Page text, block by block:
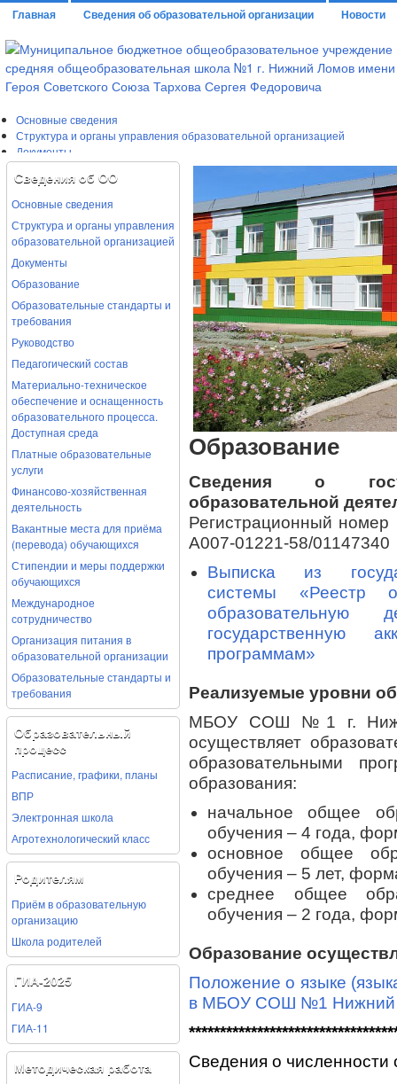
Главная Сведения об образовательной организации Новости
Основные сведения
Структура и органы управления образовательной организацией
Документы
Отчет о результатах самообследования
Документ о порядке оказания платных образовательных услуг
Предписания органов,осуществляющих государственный контроль
Муниципальное задание
Анкета руководителя ОО по обеспечению ФГОС НОО ОВЗ и ФГОС О УО
Образование
Руководство
Сведения о педагогах
Сведения об ОО
Основные сведения
Структура и органы управления
образовательной организацией
Документы
Образование
Образовательные стандарты и
требования
Руководство
Педагогический состав
Материально-техническое
обеспечение и оснащенность
образовательного процесса.
Доступная среда
Платные образовательные
услуги
Финансово-хозяйственная
деятельность
Вакантные места для приёма
(перевода) обучающихся
Стипендии и меры поддержки
обучающихся
Международное
сотрудничество
Организация питания в
образовательной организации
Образовательные стандарты и
требования
Образовательный
процесс
Расписание, графики, планы
ВПР
Электронная школа
Агротехнологический класс
Родителям
Приём в образовательную
организацию
Школа родителей
ГИА-2025
ГИА-9
ГИА-11
Методическая работа
Образование
Сведения о
образовательной
Регистрационный номер
А007-01221-58/01147340
Выписка из
системы «Реестр
образовательную
государственную
программам»
Реализуемые уровни
МБОУ СОШ №1 г.
осуществляет
образовательными
образования:
начальное общее
обучения – 4 года,
основное общее
обучения – 5 лет,
среднее общее
обучения – 2 года,
Образование
Положение о языке
в МБОУ СОШ №1 Нижний
Сведения о